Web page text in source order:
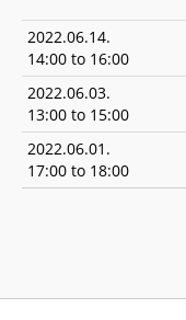
2022.06.14.
14:00 to 16:00
2022.06.03.
13:00 to 15:00
2022.06.01.
17:00 to 18:00